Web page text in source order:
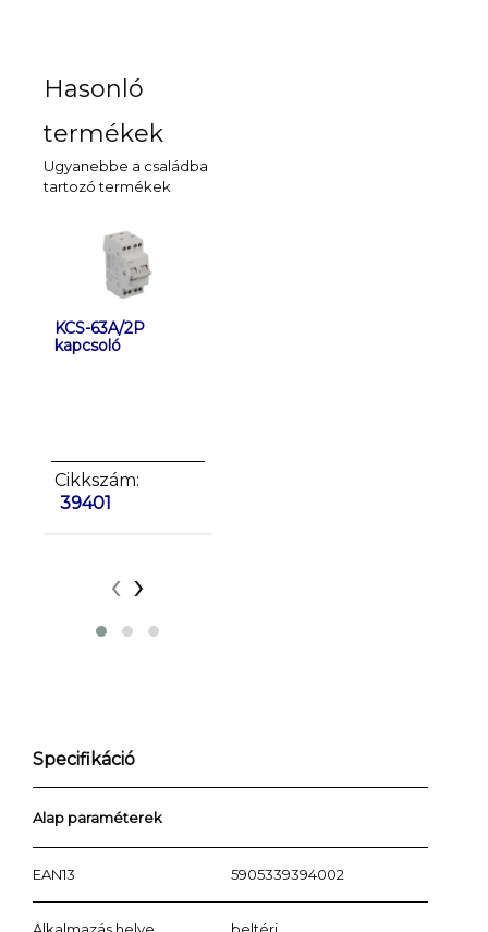
Hasonló
termékek
Ugyanebbe a családba
tartozó termékek
KCS-63A/2P
kapcsoló
Cikkszám:
39401
‹ ›
Specifikáció
Alap paraméterek
EAN13 5905339394002